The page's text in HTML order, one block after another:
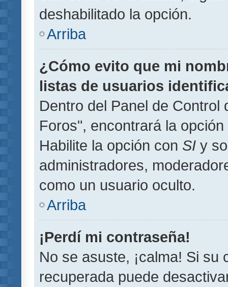
deshabilitado la opción.
Arriba
¿Cómo evito que mi
listas de usuarios
Dentro del Panel de
Foros", encontrará la opción
Habilite la opción con SI y
administradores,
como un usuario oculto.
Arriba
¡Perdí mi contraseña!
No se asuste, ¡calma! Si su
recuperada puede